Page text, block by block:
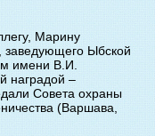
Марину
заведующего Ыбской
имени В.И.
наградой –
Совета охраны
(Варшава,